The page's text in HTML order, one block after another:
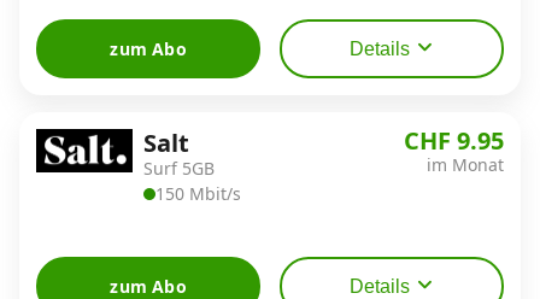
Internet, TV, Telefon
News
zum Abo Details
Salt
Surf 5GB
150 Mbit/s
CHF 9.95
im Monat
zum Abo Details